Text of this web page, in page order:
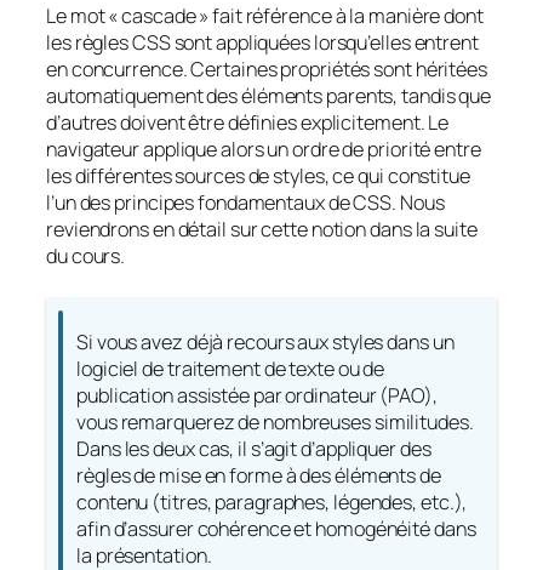
Le mot « cascade » fait référence à la manière dont
les règles CSS sont appliquées lorsqu’elles entrent
en concurrence. Certaines propriétés sont héritées
automatiquement des éléments parents, tandis que
d’autres doivent être définies explicitement. Le
navigateur applique alors un ordre de priorité entre
les différentes sources de styles, ce qui constitue
l’un des principes fondamentaux de CSS. Nous
reviendrons en détail sur cette notion dans la suite
du cours.
Si vous avez déjà recours aux styles dans un
logiciel de traitement de texte ou de
publication assistée par ordinateur (PAO),
vous remarquerez de nombreuses similitudes.
Dans les deux cas, il s’agit d’appliquer des
règles de mise en forme à des éléments de
contenu (titres, paragraphes, légendes, etc.),
afin d’assurer cohérence et homogénéité dans
la présentation.